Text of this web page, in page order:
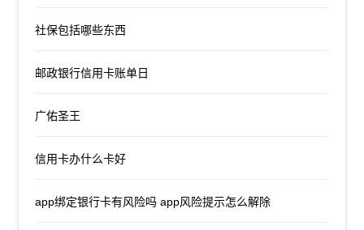
社保包括哪些东西
邮政银行信用卡账单日
广佑圣王
信用卡办什么卡好
app绑定银行卡有风险吗 app风险提示怎么解除